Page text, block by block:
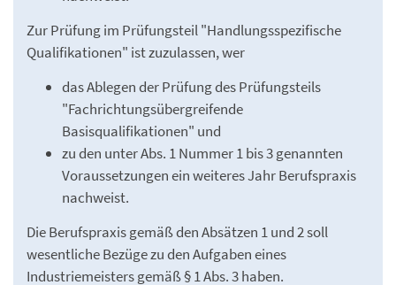
Zur Prüfung im Prüfungsteil "Handlungsspezifische
Qualifikationen" ist zuzulassen, wer
das Ablegen der Prüfung des Prüfungsteils
"Fachrichtungsübergreifende
Basisqualifikationen" und
zu den unter Abs. 1 Nummer 1 bis 3 genannten
Voraussetzungen ein weiteres Jahr Berufspraxis
nachweist.
Die Berufspraxis gemäß den Absätzen 1 und 2 soll
wesentliche Bezüge zu den Aufgaben eines
Industriemeisters gemäß § 1 Abs. 3 haben.